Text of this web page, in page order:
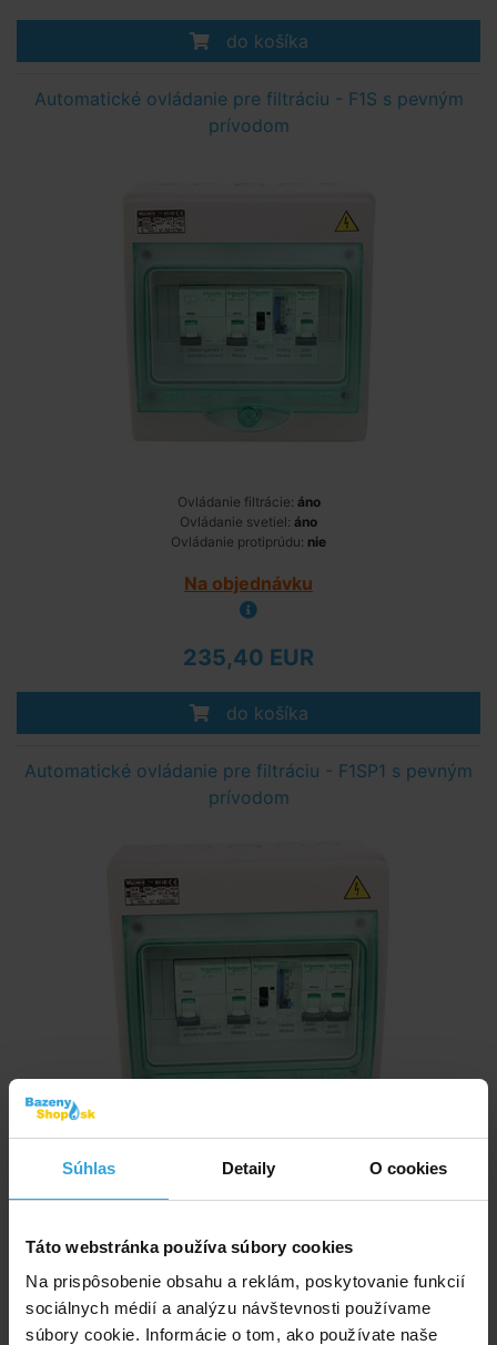
Súhlas Detaily O cookies
Táto webstránka používa súbory cookies
Na prispôsobenie obsahu a reklám, poskytovanie funkcií
sociálnych médií a analýzu návštevnosti používame
súbory cookie. Informácie o tom, ako používate naše
do košíka
Automatické ovládanie pre filtráciu - F1S s pevným
prívodom
Ovládanie filtrácie: áno
Ovládanie svetiel: áno
Ovládanie protiprúdu: nie
Na objednávku
235,40 EUR
do košíka
Automatické ovládanie pre filtráciu - F1SP1 s pevným
prívodom
Ovládanie filtrácie:
Skladom 1 ks
v stredu u vás
241,70 EUR